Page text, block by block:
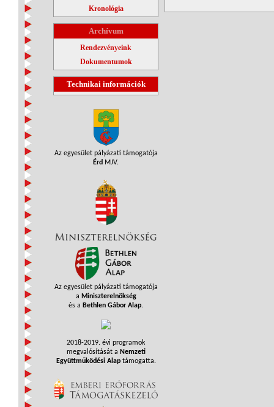
Kronológia
Archívum
Rendezvényeink
Dokumentumok
Technikai információk
Az egyesület pályázati támogatója
Érd MJV.
Az egyesület pályázati támogatója
a Miniszterelnökség
és a Bethlen Gábor Alap.
2018-2019. évi programok
megvalósítását a Nemzeti
Együttműködési Alaptámogatta.